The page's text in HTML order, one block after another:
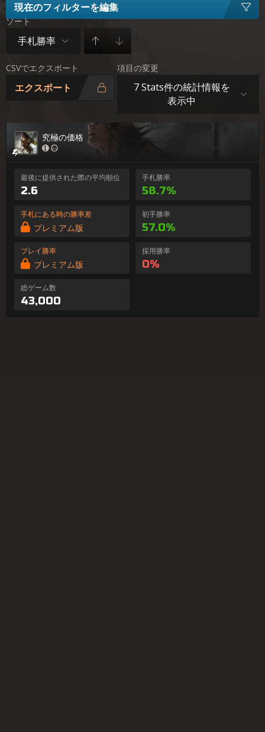
現在のフィルターを編集
ソート
手札勝率
CSVでエクスポート
エクスポート
項目の変更
7 Stats件の統計情報を
表示中
究極の価格
最後に提供された際の平均順位
2.6
手札勝率
58.7%
手札にある時の勝率差
プレミアム版
初手勝率
57.0%
プレイ勝率
プレミアム版
採用勝率
0%
総ゲーム数
43,000